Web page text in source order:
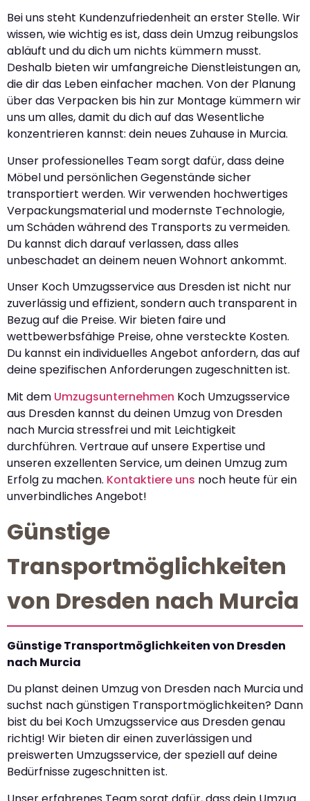
Bei uns steht Kundenzufriedenheit an erster Stelle. Wir
wissen, wie wichtig es ist, dass dein Umzug reibungslos
abläuft und du dich um nichts kümmern musst.
Deshalb bieten wir umfangreiche Dienstleistungen an,
die dir das Leben einfacher machen. Von der Planung
über das Verpacken bis hin zur Montage kümmern wir
uns um alles, damit du dich auf das Wesentliche
konzentrieren kannst: dein neues Zuhause in Murcia.
Unser professionelles Team sorgt dafür, dass deine
Möbel und persönlichen Gegenstände sicher
transportiert werden. Wir verwenden hochwertiges
Verpackungsmaterial und modernste Technologie,
um Schäden während des Transports zu vermeiden.
Du kannst dich darauf verlassen, dass alles
unbeschadet an deinem neuen Wohnort ankommt.
Unser Koch Umzugsservice aus Dresden ist nicht nur
zuverlässig und effizient, sondern auch transparent in
Bezug auf die Preise. Wir bieten faire und
wettbewerbsfähige Preise, ohne versteckte Kosten.
Du kannst ein individuelles Angebot anfordern, das auf
deine spezifischen Anforderungen zugeschnitten ist.
Mit dem Umzugsunternehmen Koch Umzugsservice
aus Dresden kannst du deinen Umzug von Dresden
nach Murcia stressfrei und mit Leichtigkeit
durchführen. Vertraue auf unsere Expertise und
unseren exzellenten Service, um deinen Umzug zum
Erfolg zu machen. Kontaktiere uns noch heute für ein
unverbindliches Angebot!
Günstige
Transportmöglichkeiten
von Dresden nach Murcia
Günstige Transportmöglichkeiten von Dresden
nach Murcia
Du planst deinen Umzug von Dresden nach Murcia und
suchst nach günstigen Transportmöglichkeiten? Dann
bist du bei Koch Umzugsservice aus Dresden genau
richtig! Wir bieten dir einen zuverlässigen und
preiswerten Umzugsservice, der speziell auf deine
Bedürfnisse zugeschnitten ist.